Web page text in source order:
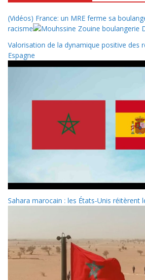
(Vidéos) France: un MRE ferme sa
racisme
Valorisation de la dynamique positive des
Espagne
Sahara marocain : les États-Unis réitèrent